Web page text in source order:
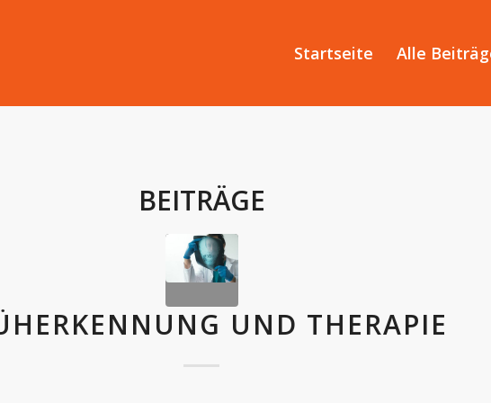
Startseite Alle
BEITRÄGE
UND THERAPIE